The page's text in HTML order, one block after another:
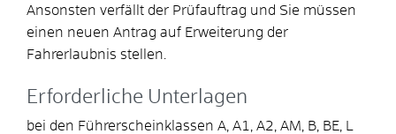
Ansonsten verfällt der Prüfauftrag und Sie müssen
einen neuen Antrag auf Erweiterung der
Fahrerlaubnis stellen.
Erforderliche Unterlagen
bei den Führerscheinklassen A, A1, A2, AM, B, BE, L